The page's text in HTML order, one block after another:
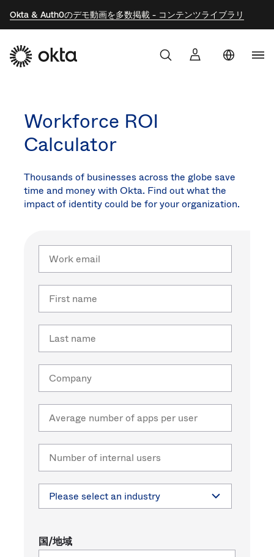
Okta & Auth0のデモ動画を多数掲載 - コンテンツライブラリ
Oktaを選ぶ理由
リソース
Workforce ROI
Calculator
Thousands of businesses across the globe save
time and money with Okta. Find out what the
impact of identity could be for your organization.
Work
email
First
name
Last
name
Company
Average
number
of apps
per user
Number
of
internal
users
select
an
国/地域